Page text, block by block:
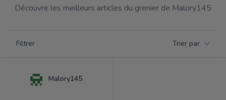
Découvre les meilleurs articles du grenier de Malory145
Filtrer Trier par
Malory145